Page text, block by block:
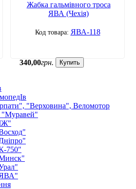
Жабка гальмівного троса
ЯВА (Чехія)
ЯВА-118
340,00грн. Купить
"Верховина", Веломотор
"Муравей"
750"